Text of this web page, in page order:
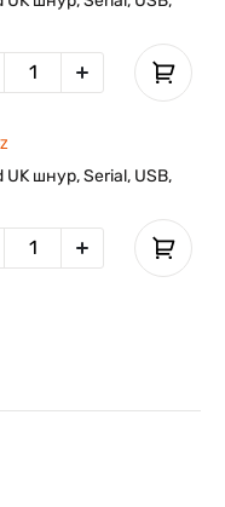
шнур, Serial, USB,